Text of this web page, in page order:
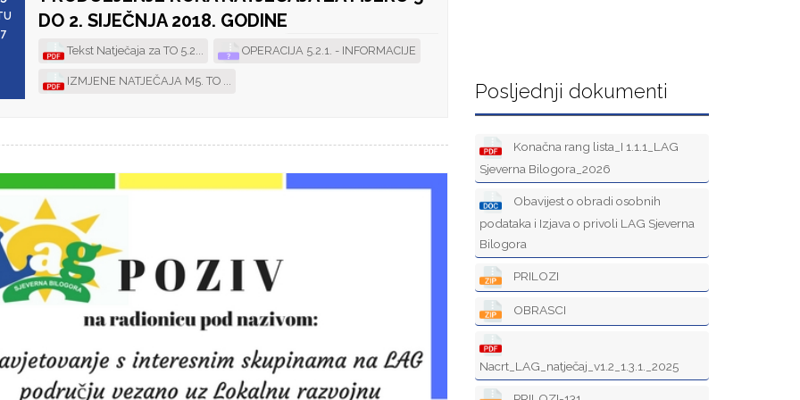
DO 2. SIJEČNJA 2018. GODINE
Tekst Natječaja za TO 5.2... OPERACIJA 5.2.1. - INFORMACIJE
IZMJENE NATJEČAJA M5. TO ... Posljednji dokumenti
Konačna rang lista_I 1.1.1_LAG
Sjeverna Bilogora_2026
Obavijest o obradi osobnih
podataka i Izjava o privoli LAG Sjeverna
Bilogora
PRILOZI
OBRASCI
Nacrt_LAG_natječaj_v1.2_1.3.1._2025